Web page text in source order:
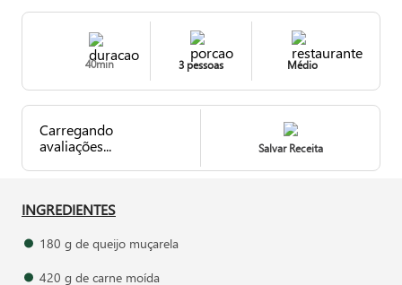
40min 3 pessoas Médio
Carregando
avaliações...
Salvar Receita
INGREDIENTES
180 g de queijo muçarela
420 g de carne moída